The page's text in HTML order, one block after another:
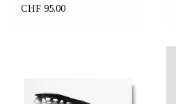
CHF 95,00